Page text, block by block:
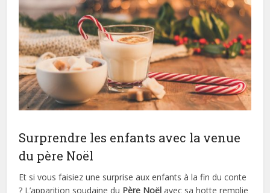
Surprendre les enfants avec la venue
du père Noël
Et si vous faisiez une surprise aux enfants à la fin du conte
? L’apparition soudaine du Père Noël avec sa hotte remplie